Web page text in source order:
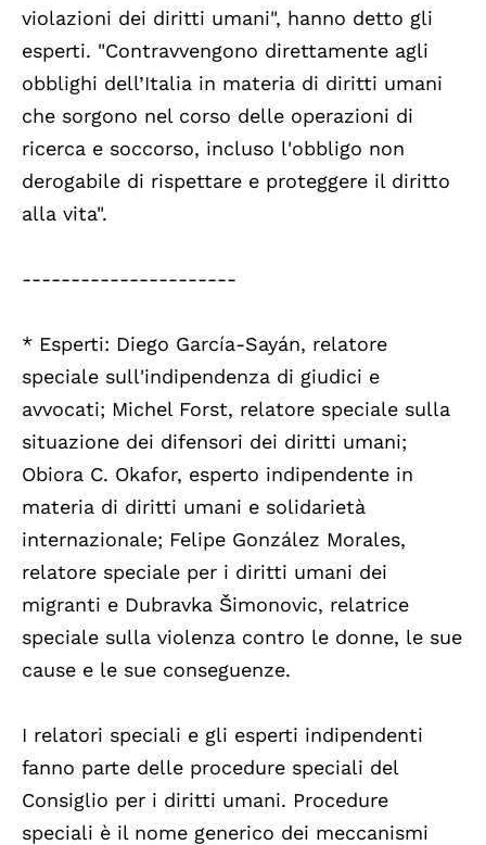
violazioni dei diritti umani", hanno detto gli
esperti. "Contravvengono direttamente agli
obblighi dell’Italia in materia di diritti umani
che sorgono nel corso delle operazioni di
ricerca e soccorso, incluso l'obbligo non
derogabile di rispettare e proteggere il diritto
alla vita".
----------------------
* Esperti: Diego García-Sayán, relatore
speciale sull'indipendenza di giudici e
avvocati; Michel Forst, relatore speciale sulla
situazione dei difensori dei diritti umani;
Obiora C. Okafor, esperto indipendente in
materia di diritti umani e solidarietà
internazionale; Felipe González Morales,
relatore speciale per i diritti umani dei
migranti e Dubravka Šimonovic, relatrice
speciale sulla violenza contro le donne, le sue
cause e le sue conseguenze.
I relatori speciali e gli esperti indipendenti
fanno parte delle procedure speciali del
Consiglio per i diritti umani. Procedure
speciali è il nome generico dei meccanismi